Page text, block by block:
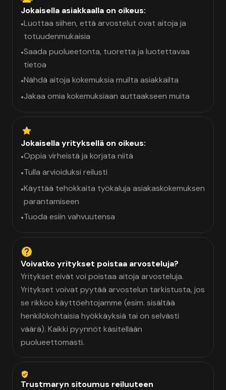
Jokaisella asiakkaalla on oikeus:
•Luottaa siihen, että arvostelut ovat aitoja ja
totuudenmukaisia
•Saada puolueetonta, tuoretta ja luotettavaa
tietoa
•Nähdä aitoja kokemuksia muilta asiakkailta
•Jakaa omia kokemuksiaan auttaakseen muita
Jokaisella yrityksellä on oikeus:
•Oppia virheistä ja korjata niitä
•Tulla arvioiduksi reilusti
•Käyttää tehokkaita työkaluja asiakaskokemuksen
parantamiseen
•Tuoda esiin vahvuutensa
Voivatko yritykset poistaa arvosteluja?
Yritykset eivät voi poistaa aitoja arvosteluja.
Yritykset voivat pyytää arvostelun tarkistusta, jos
se rikkoo käyttöehtojamme (esim. sisältää
henkilökohtaisia hyökkäyksiä tai on selvästi
väärä). Kaikki pyynnöt käsitellään
puolueettomasti.
Trustmaryn sitoumus reiluuteen